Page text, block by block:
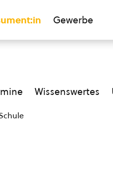
Gewerbe
Wissenswertes